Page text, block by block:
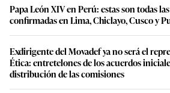
Papa León XIV en Perú: estas son todas
confirmadas en Lima, Chiclayo, Cusco y
Exdirigente del Movadef ya no será el
Ética: entretelones de los acuerdos
distribución de las comisiones